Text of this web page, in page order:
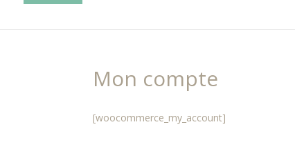
Mon compte
[woocommerce_my_account]